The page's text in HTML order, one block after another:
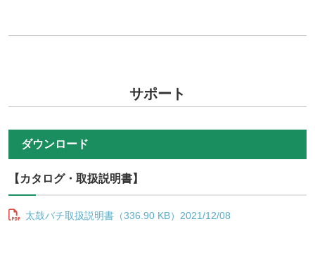
サポート
ダウンロード
【カタログ・取扱説明書】
太鼓バチ取扱説明書（336.90 KB）2021/12/08